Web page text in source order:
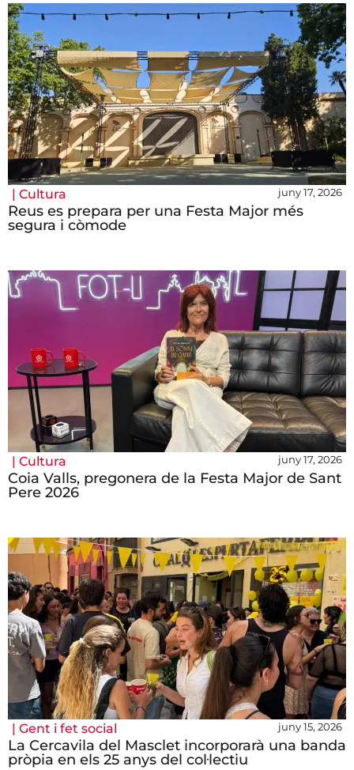
| Cultura juny 17, 2026
Reus es prepara per una Festa Major més
segura i còmode
| Cultura juny 17, 2026
Coia Valls, pregonera de la Festa Major de Sant
Pere 2026
| Gent i fet social juny 15, 2026
La Cercavila del Masclet incorporarà una banda
pròpia en els 25 anys del col·lectiu